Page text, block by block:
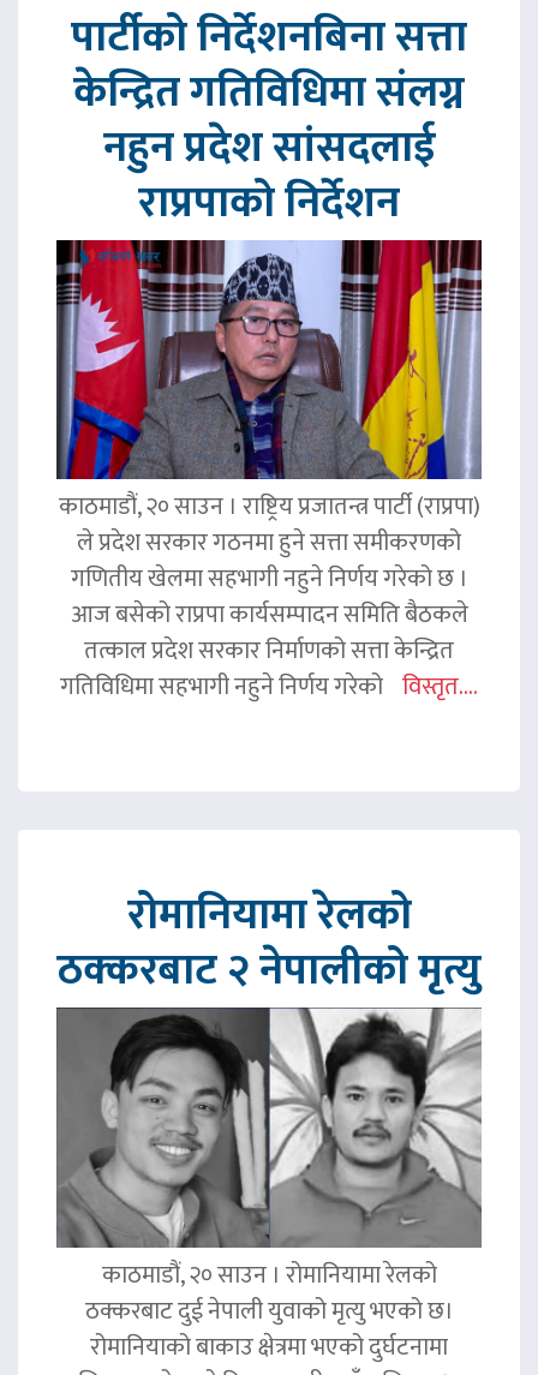
पार्टीको निर्देशनबिना सत्ता
केन्द्रित गतिविधिमा संलग्न
नहुन प्रदेश सांसदलाई
राप्रपाको निर्देशन
काठमाडौं, २० साउन । राष्ट्रिय प्रजातन्त्र पार्टी (राप्रपा)
ले प्रदेश सरकार गठनमा हुने सत्ता समीकरणको
गणितीय खेलमा सहभागी नहुने निर्णय गरेको छ ।
आज बसेको राप्रपा कार्यसम्पादन समिति बैठकले
तत्काल प्रदेश सरकार निर्माणको सत्ता केन्द्रित
गतिविधिमा सहभागी नहुने निर्णय गरेको विस्तृत....
रोमानियामा रेलको
ठक्करबाट २ नेपालीको मृत्यु
काठमाडौं, २० साउन । रोमानियामा रेलको
ठक्करबाट दुई नेपाली युवाको मृत्यु भएको छ।
रोमानियाको बाकाउ क्षेत्रमा भएको दुर्घटनामा